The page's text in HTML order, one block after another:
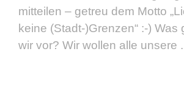
mitteilen – getreu dem Motto
keine (Stadt-)Grenzen“ :-) Was
wir vor? Wir wollen alle unsere